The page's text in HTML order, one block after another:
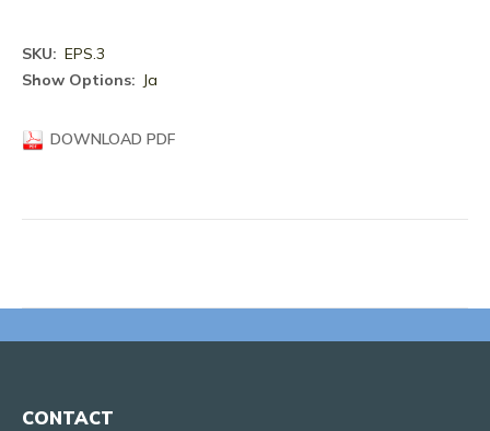
Meer
informatie
EPS.3
Ja
DOWNLOAD PDF
CONTACT